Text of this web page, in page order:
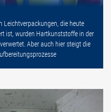
Leichtverpackungen, die heute
ist, wurden Hartkunststoffe in der
Aber auch hier steigt die